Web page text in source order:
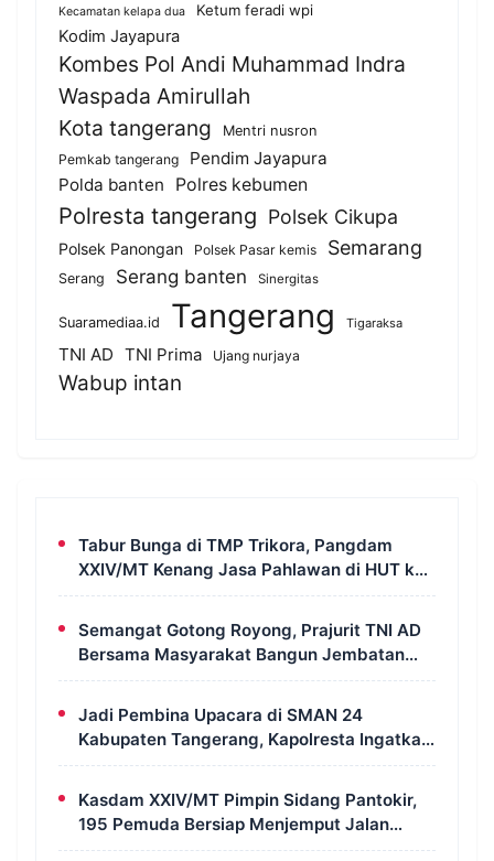
Kecamatan kelapa dua Ketum feradi wpi
Kodim Jayapura
Kombes Pol Andi Muhammad Indra
Waspada Amirullah
Kota tangerang
Mentri nusron
Pemkab tangerang
Pendim Jayapura
Polda banten
Polres kebumen
Polresta tangerang Polsek Cikupa
Polsek Panongan Polsek Pasar kemis Semarang
Serang Serang banten Sinergitas
Suaramediaa.id Tangerang Tigaraksa
TNI AD TNI Prima Ujang nurjaya
Wabup intan
Tabur Bunga di TMP Trikora, Pangdam
XXIV/MT Kenang Jasa Pahlawan di HUT ke-
1 Kodam
Semangat Gotong Royong, Prajurit TNI AD
Bersama Masyarakat Bangun Jembatan
Aramco di Merauke
Jadi Pembina Upacara di SMAN 24
Kabupaten Tangerang, Kapolresta Ingatkan
Pelajar Jauhi Tawuran hingga Judi Online
Kasdam XXIV/MT Pimpin Sidang Pantokir,
195 Pemuda Bersiap Menjemput Jalan
Pengabdian